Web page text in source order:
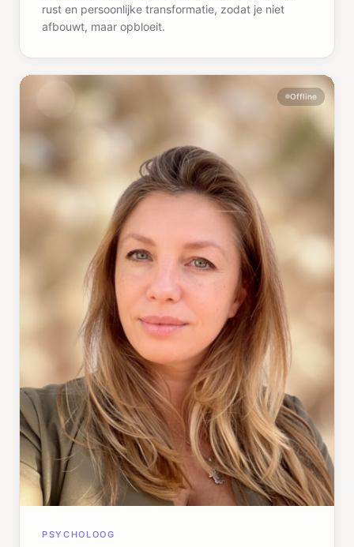
rust en persoonlijke transformatie, zodat je niet
afbouwt, maar opbloeit.
Offline
PSYCHOLOOG